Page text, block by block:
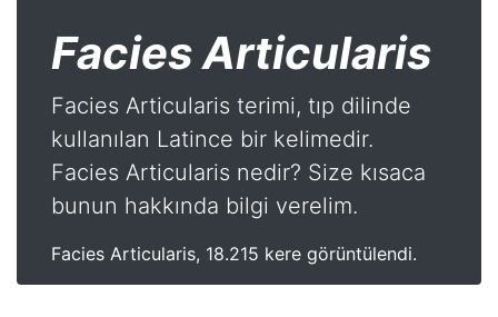
Facies Articularis
Facies Articularis terimi, tıp dilinde
kullanılan Latince bir kelimedir.
Facies Articularis nedir? Size kısaca
bunun hakkında bilgi verelim.
Facies Articularis, 18.215 kere görüntülendi.